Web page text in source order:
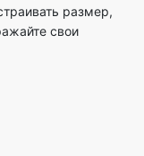
размер,
свои